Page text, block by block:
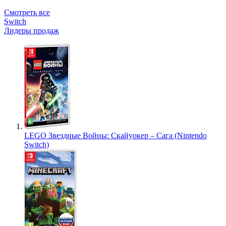
Смотреть все
Switch
Лидеры продаж
LEGO Звездные Войны: Скайуокер – Сага (Nintendo
Switch)